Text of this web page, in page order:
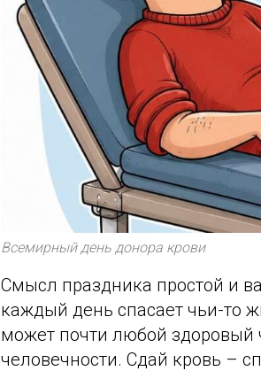
Всемирный день донора крови
Смысл праздника простой и
каждый день спасает чьи-то
может почти любой здоровый
человечности. Сдай кровь –